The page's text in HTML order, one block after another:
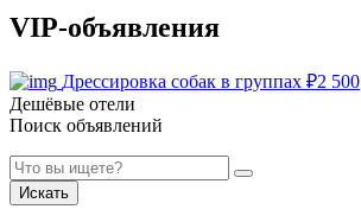
VIP-объявления
Дрессировка собак в группах ₽2 500
Дешёвые отели
Поиск объявлений
Искать